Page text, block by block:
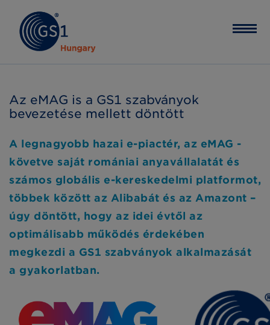
Az eMAG is a GS1 szabványok
bevezetése mellett döntött
A legnagyobb hazai e-piactér, az eMAG -
követve saját romániai anyavállalatát és
számos globális e-kereskedelmi platformot,
többek között az Alibabát és az Amazont –
úgy döntött, hogy az idei évtől az
optimálisabb működés érdekében
megkezdi a GS1 szabványok alkalmazását
a gyakorlatban.